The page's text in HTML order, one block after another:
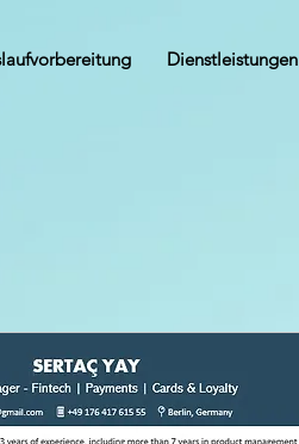
Dienstleistungen